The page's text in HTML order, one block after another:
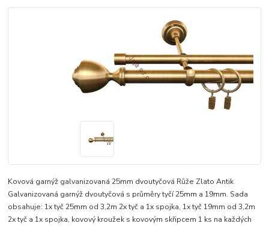
Kovová garnýž galvanizovaná 25mm dvoutyčová Růže Zlato Antik
Galvanizovaná garnýž dvoutyčová s průměry tyčí 25mm a 19mm. Sada
obsahuje: 1x tyč 25mm od 3,2m 2x tyč a 1x spojka, 1x tyč 19mm od 3,2m
2x tyč a 1x spojka, kovový kroužek s kovovým skřipcem 1 ks na každých